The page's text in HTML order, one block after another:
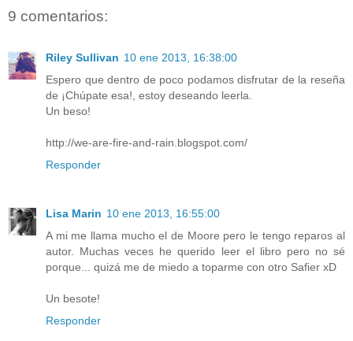
9 comentarios:
Riley Sullivan 10 ene 2013, 16:38:00
Espero que dentro de poco podamos disfrutar de la reseña
de ¡Chúpate esa!, estoy deseando leerla.
Un beso!
http://we-are-fire-and-rain.blogspot.com/
Responder
Lisa Marin 10 ene 2013, 16:55:00
A mi me llama mucho el de Moore pero le tengo reparos al
autor. Muchas veces he querido leer el libro pero no sé
porque... quizá me de miedo a toparme con otro Safier xD
Un besote!
Responder